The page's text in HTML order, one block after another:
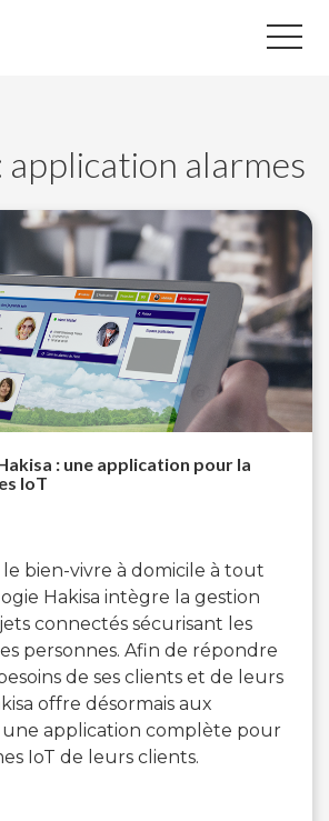
application alarmes
: une application pour la
IoT
bien-vivre à domicile à tout
Hakisa intègre la gestion
connectés sécurisant les
personnes. Afin de répondre
de ses clients et de leurs
offre désormais aux
une application complète pour
IoT de leurs clients.